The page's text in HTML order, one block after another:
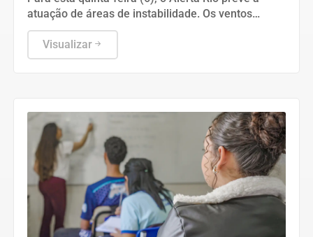
atuação de áreas de instabilidade. Os ventos
estarão moderados, entre 18,5 km/h e 51,9 km/h,
com rajadas isoladas fortes.
Visualizar